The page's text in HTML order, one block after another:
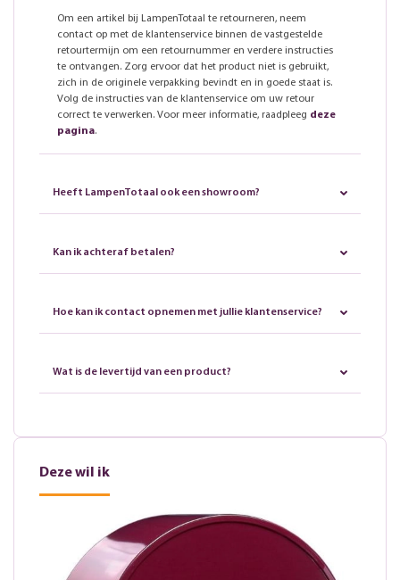
Om een artikel bij LampenTotaal te retourneren, neem
contact op met de klantenservice binnen de vastgestelde
retourtermijn om een retournummer en verdere instructies
te ontvangen. Zorg ervoor dat het product niet is gebruikt,
zich in de originele verpakking bevindt en in goede staat is.
Volg de instructies van de klantenservice om uw retour
correct te verwerken. Voor meer informatie, raadpleeg deze
pagina.
Heeft LampenTotaal ook een showroom?
Kan ik achteraf betalen?
Hoe kan ik contact opnemen met jullie klantenservice?
Wat is de levertijd van een product?
Deze wil ik